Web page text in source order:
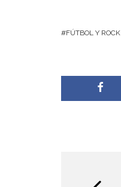
FÚTBOL Y ROCK